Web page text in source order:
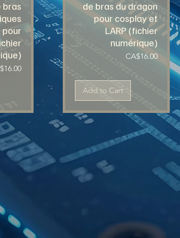
bras
pour
de bras du dragon
pour cosplay et
LARP (fichier
numérique)
Price
CA$16.00
Add to Cart